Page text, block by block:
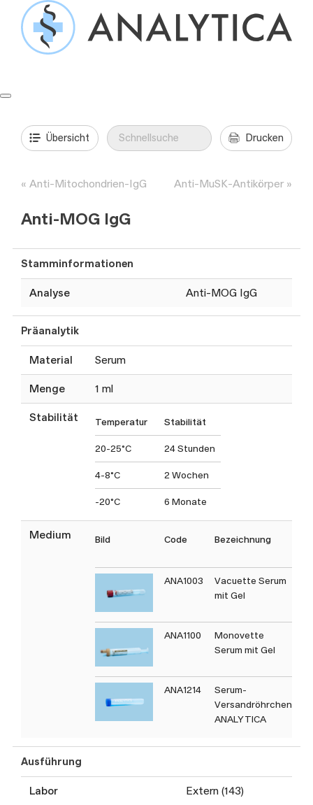
Springe
Inhalt
Übersicht Drucken
Anti-Mitochondrien-IgG Anti-MuSK-Antikörper
Anti-MOG IgG
Stamminformationen
Analyse Anti-MOG IgG
Präanalytik
Material Serum
Menge 1 ml
Stabilität Temperatur Stabilität
20-25°C 24 Stunden
4-8°C 2 Wochen
-20°C 6 Monate
Medium Bild Code Bezeichnung
ANA1003
Vacuette Serum
mit Gel
ANA1100
Monovette
Serum mit Gel
ANA1214
Serum-
Versandröhrchen
ANALYTICA
Ausführung
Labor Extern (143)